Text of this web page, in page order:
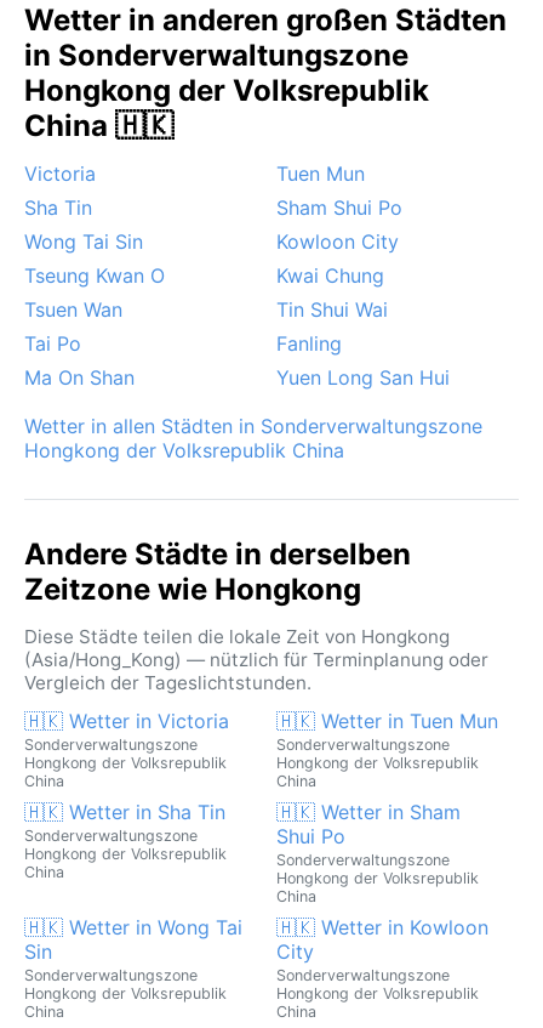
der Herbst von Oktober bis Dezember: niedrige
Luftfeuchtigkeit, angenehme Temperaturen und viel
Sonnenschein. Markante Wetterphänomene sind die
Taifunsaison von Juni bis Oktober, die heftige
Regenfälle und Stürme mit sich bringen kann. Im
Frühling sorgen dichte Nebelbänke für
eingeschränkte Sicht, Schnee fällt nie. Die
Monsunströmungen prägen den Jahreslauf, mit einem
ausgeprägten Regenmaximum im Sommer und einer
trockenen, sonnigen Winterzeit – ideal für alle, die die
Stadt ohne drückende Hitze erleben möchten.
Wetter in anderen großen Städten
in Sonderverwaltungszone
Hongkong der Volksrepublik
China 🇭🇰
Victoria
Tuen Mun
Sha Tin
Sham Shui Po
Wong Tai Sin
Kowloon City
Tseung Kwan O
Kwai Chung
Tsuen Wan
Tin Shui Wai
Tai Po
Fanling
Ma On Shan
Yuen Long San Hui
Wetter in allen Städten in Sonderverwaltungszone
Hongkong der Volksrepublik China
Andere Städte in derselben
Zeitzone wie Hongkong
Diese Städte teilen die lokale Zeit von Hongkong
(Asia/Hong_Kong) — nützlich für Terminplanung oder
Vergleich der Tageslichtstunden.
🇭🇰 Wetter in Victoria
Sonderverwaltungszone
Hongkong der Volksrepublik
China
🇭🇰 Wetter in Tuen Mun
Sonderverwaltungszone
Hongkong der Volksrepublik
China
🇭🇰 Wetter in Sha Tin
Sonderverwaltungszone
Hongkong der Volksrepublik
China
🇭🇰 Wetter in Sham
Shui Po
Sonderverwaltungszone
Hongkong der Volksrepublik
China
🇭🇰 Wetter in Wong Tai
Sin
Sonderverwaltungszone
Hongkong der Volksrepublik
China
🇭🇰 Wetter in Kowloon
City
Sonderverwaltungszone
Hongkong der Volksrepublik
China